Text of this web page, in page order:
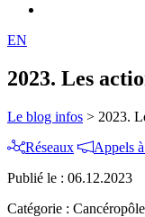
EN
2023. Les
Le blog infos > 2023.
Réseaux
Appels
Publié le : 06.12.2023
Catégorie :